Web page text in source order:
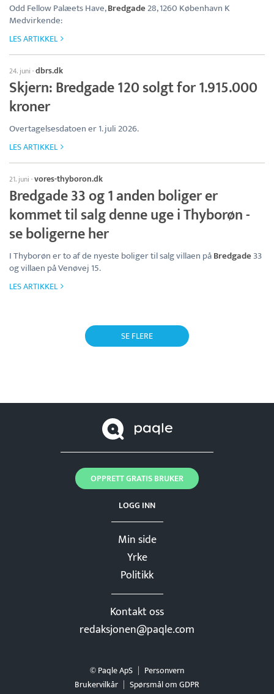
Odd Fellow Palæets Have,Bredgade28, 1260 København K
Medvirkende:
LES ARTIKKEL
24. juni ·dbrs.dk
Skjern: Bredgade 120 solgt for 1.915.000
kroner
Overtagelsesdatoen er 1. juli 2026.
LES ARTIKKEL
21. juni ·vores-thyboron.dk
Bredgade 33 og 1 anden boliger er
kommet til salg denne uge i Thyborøn -
se boligerne her
I Thyborøn er to af de nyeste boliger til salg villaen påBredgade33
og villaen på Venøvej 15.
LES ARTIKKEL
SE FLERE
Min side
Yrke
Politikk
Kontakt oss
redaksjonen@paqle.com
LOGG INN
OPPRETT GRATIS BRUKER
© Paqle ApS
Personvern
Brukervilkår
Spørsmål om GDPR